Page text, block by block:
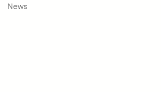
News